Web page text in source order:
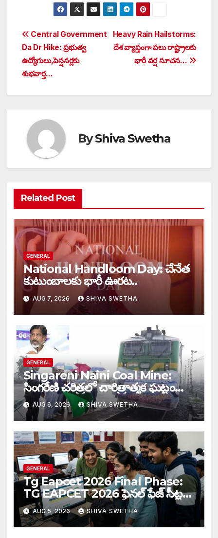
Post
navigation
Heavy Rain Hailstorms:
దేశ వ్యాప్తంగా పలు రాష్ట్రాలకు
భారీ వర్ష సూచన…
Central Government
Da Dr Hike: ప్రభుత్వ
ఉద్యోగులు,పెన్షనర్లకు
శుభవార్త…
ByShiva Swetha
Related Post
GENERAL
National Handloom Day: చేనేత
కుటుంబాలకు భారీ ఊరట..
AUG 7, 2026 SHIVA SWETHA
GENERAL
Singareni Naini Coal Mine:
సింగరేణి చరిత్రలో చారిత్రాత్మక ఘట్టం…
AUG 6, 2026 SHIVA SWETHA
GENERAL
Tg Eapcet 2026 Final Phase:
TG EAPCET 2026 ఫైనల్ ఫేజ్ సీట్ల
కేటాయింపు పూర్తి…
AUG 5, 2026 SHIVA SWETHA